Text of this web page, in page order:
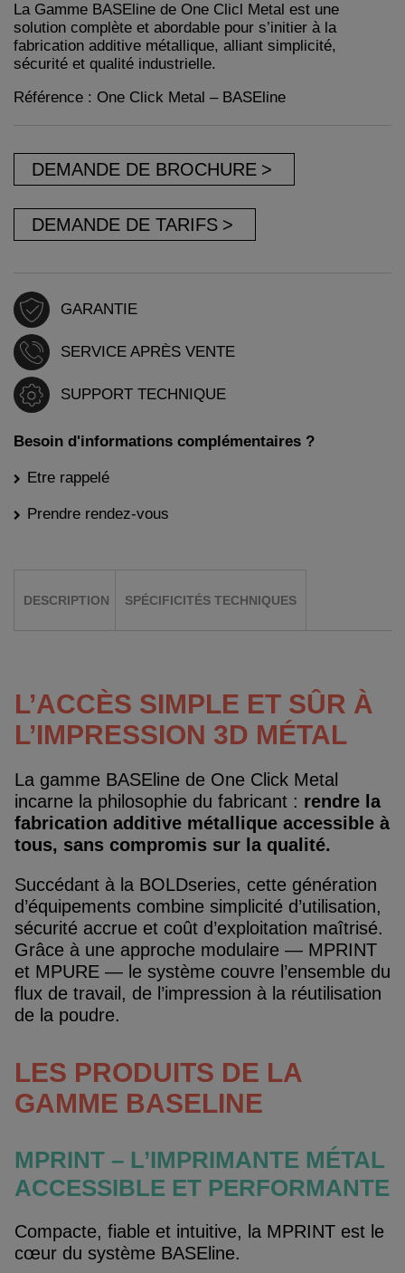
La Gamme BASEline de One Clicl Metal est une
solution complète et abordable pour s’initier à la
fabrication additive métallique, alliant simplicité,
sécurité et qualité industrielle.
Référence : One Click Metal – BASEline
DEMANDE DE BROCHURE
DEMANDE DE TARIFS
GARANTIE
SERVICE APRÈS VENTE
SUPPORT TECHNIQUE
Besoin d'informations complémentaires ?
Etre rappelé
Prendre rendez-vous
DESCRIPTION SPÉCIFICITÉS TECHNIQUES
L’ACCÈS SIMPLE ET SÛR À
L’IMPRESSION 3D MÉTAL
La gamme BASEline de One Click Metal
incarne la philosophie du fabricant : rendre la
fabrication additive métallique accessible à
tous, sans compromis sur la qualité.
Succédant à la BOLDseries, cette génération
d’équipements combine simplicité d’utilisation,
sécurité accrue et coût d’exploitation maîtrisé.
Grâce à une approche modulaire — MPRINT
et MPURE — le système couvre l’ensemble du
flux de travail, de l’impression à la réutilisation
de la poudre.
LES PRODUITS DE LA
GAMME BASELINE
MPRINT – L’IMPRIMANTE MÉTAL
ACCESSIBLE ET PERFORMANTE
Compacte, fiable et intuitive, la MPRINT est le
cœur du système BASEline.